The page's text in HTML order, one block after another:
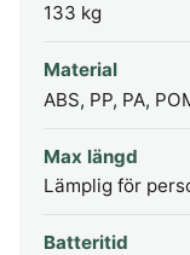
133 kg
Material
ABS, PP, PA,
Max längd
Lämplig för
Batteritid